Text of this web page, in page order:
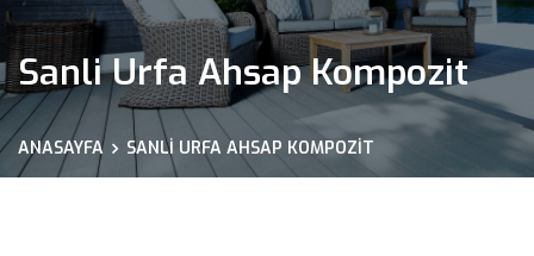
Sanli Urfa Ahsap Kompozit
ANASAYFA SANLI URFA AHSAP KOMPOZIT